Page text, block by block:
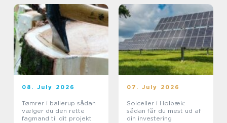
08. July 2026
Tømrer i ballerup sådan
vælger du den rette
fagmand til dit projekt
07. July 2026
Solceller i Holbæk:
sådan får du mest ud af
din investering